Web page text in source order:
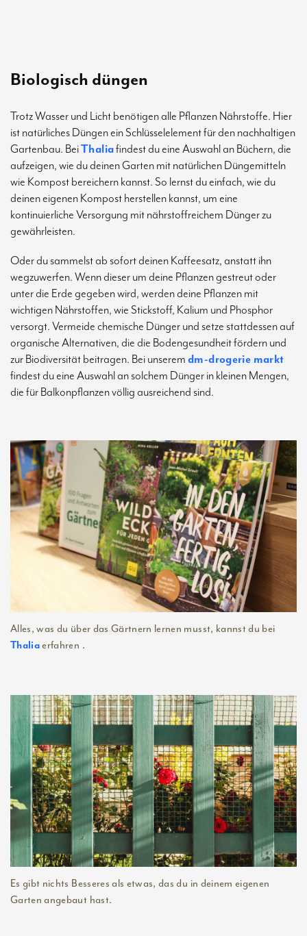
Biologisch düngen
Trotz Wasser und Licht benötigen alle Pflanzen Nährstoffe. Hier
ist natürliches Düngen ein Schlüsselelement für den nachhaltigen
Gartenbau. BeiThaliafindest du eine Auswahl an Büchern, die
aufzeigen, wie du deinen Garten mit natürlichen Düngemitteln
wie Kompost bereichern kannst. So lernst du einfach, wie du
deinen eigenen Kompost herstellen kannst, um eine
kontinuierliche Versorgung mit nährstoffreichem Dünger zu
gewährleisten.
Oder du sammelst ab sofort deinen Kaffeesatz, anstatt ihn
wegzuwerfen. Wenn dieser um deine Pflanzen gestreut oder
unter die Erde gegeben wird, werden deine Pflanzen mit
wichtigen Nährstoffen, wie Stickstoff, Kalium und Phosphor
versorgt. Vermeide chemische Dünger und setze stattdessen auf
organische Alternativen, die die Bodengesundheit fördern und
zur Biodiversität beitragen. Bei unserem dm-drogerie markt
findest du eine Auswahl an solchem Dünger in kleinen Mengen,
die für Balkonpflanzen völlig ausreichend sind.
Alles, was du über das Gärtnern lernen musst, kannst du bei
Thaliaerfahren .
Es gibt nichts Besseres als etwas, das du in deinem eigenen
Garten angebaut hast.